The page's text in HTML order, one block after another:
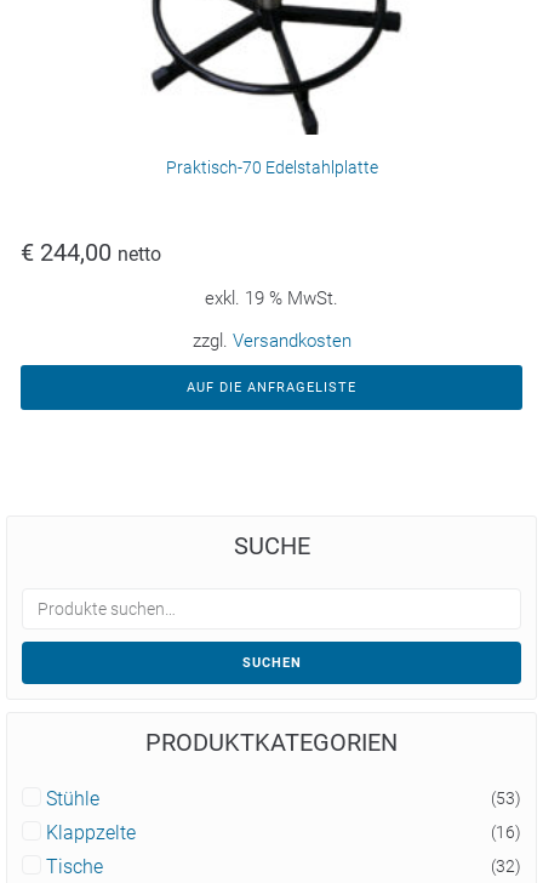
Praktisch-70 Edelstahlplatte
€ 244,00 netto
exkl. 19 % MwSt.
zzgl. Versandkosten
AUF DIE ANFRAGELISTE
SUCHE
SUCHEN
PRODUKTKATEGORIEN
Stühle (53)
Klappzelte (16)
Tische (32)